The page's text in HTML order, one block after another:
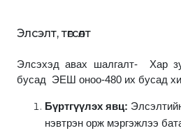
Элсэлт, төгсөлт
Элсэхэд авах шалгалт- Хар
бусад ЭЕШ оноо-480 их бусад
Бүртгүүлэх явц:
нэвтрэн орж мэргэжлээ